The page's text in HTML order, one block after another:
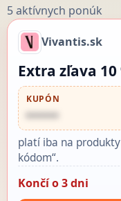
5 aktívnych ponúk
Vivantis.sk
Extra zľava 10
KUPÓN
••••••
platí iba na
kódom“.
Končí o 3 dni